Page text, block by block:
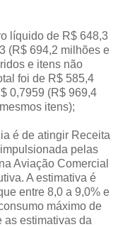
líquido de R$ 648,3
(R$ 694,2 milhões e
e itens não
foi de R$ 585,4
0,7959 (R$ 969,4
itens);
é de atingir Receita
pelas
Aviação Comercial
A estimativa é
entre 8,0 a 9,0% e
máximo de
as estimativas da